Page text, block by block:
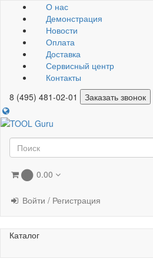
О нас
Демонстрация
Новости
Оплата
Доставка
Сервисный центр
Контакты
8 (495) 481-02-01
Заказать звонок
0.00
Войти / Регистрация
Каталог